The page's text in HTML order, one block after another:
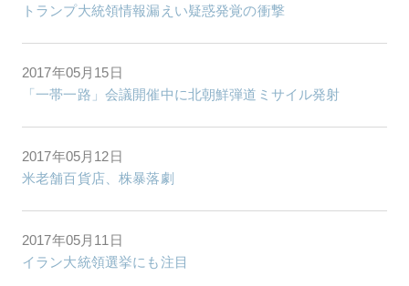
トランプ大統領情報漏えい疑惑発覚の衝撃
2017年05月15日
「一帯一路」会議開催中に北朝鮮弾道ミサイル発射
2017年05月12日
米老舗百貨店、株暴落劇
2017年05月11日
イラン大統領選挙にも注目